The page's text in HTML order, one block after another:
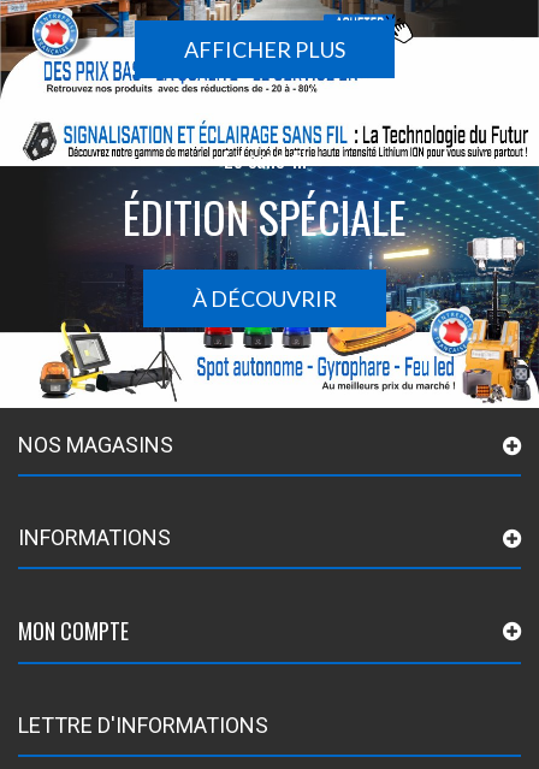
AFFICHER PLUS
Le sans-fil
ÉDITION SPÉCIALE
À DÉCOUVRIR
NOS MAGASINS
INFORMATIONS
MON COMPTE
LETTRE D'INFORMATIONS